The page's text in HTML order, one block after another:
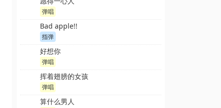
弹唱
Bad apple!!
指弹
好想你
弹唱
挥着翅膀的女孩
弹唱
算什么男人